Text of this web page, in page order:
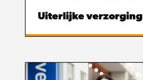
Uiterlijke verzorging